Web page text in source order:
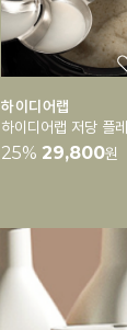
하이디어랩
25% 29,800원